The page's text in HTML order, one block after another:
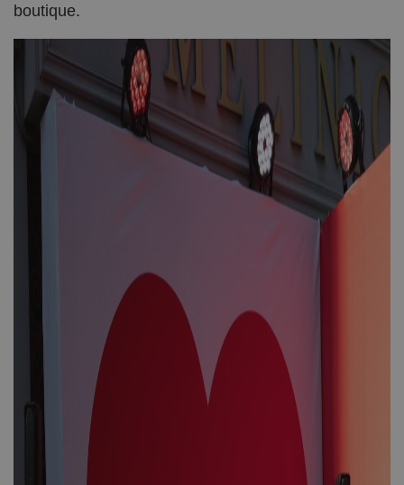
boutique.